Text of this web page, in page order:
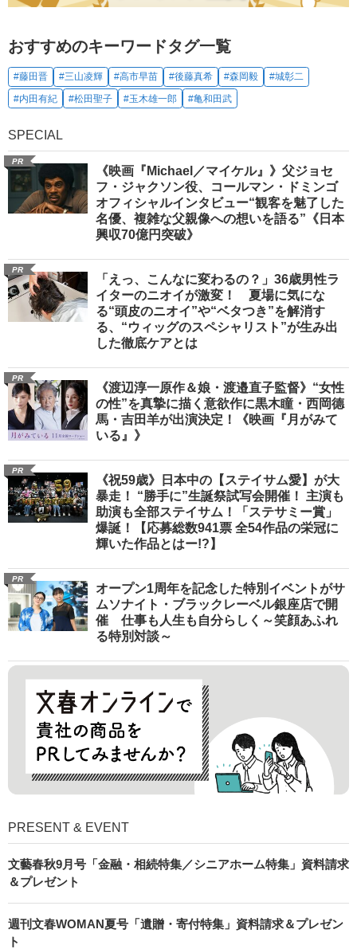
おすすめのキーワードタグ一覧
#藤田晋 #三山凌輝 #高市早苗 #後藤真希 #森岡毅
#城彰二
#内田有紀
#松田聖子 #玉木雄一郎 #亀和田武
SPECIAL
PR
《映画『Michael／マイケル』》父ジョセ
フ・ジャクソン役、コールマン・ドミンゴ
オフィシャルインタビュー“観客を魅了した
名優、複雑な父親像への想いを語る”《日本
興収70億円突破》
PR
「えっ、こんなに変わるの？」36歳男性ラ
イターのニオイが激変！ 夏場に気にな
る“頭皮のニオイ”や“ベタつき”を解消す
る、“ウィッグのスペシャリスト”が生み出
した徹底ケアとは
PR
《渡辺淳一原作＆娘・渡邉直子監督》“女性
の性”を真摯に描く意欲作に黒木瞳・西岡德
馬・吉田羊が出演決定！《映画『月がみて
いる』》
PR
《祝59歳》日本中の【ステイサム愛】が大
暴走！ “勝手に”生誕祭試写会開催！ 主演も
助演も全部ステイサム！「ステサミー賞」
爆誕！【応募総数941票 全54作品の栄冠に
輝いた作品とはー!?】
PR
オープン1周年を記念した特別イベントがサ
ムソナイト・ブラックレーベル銀座店で開
催 仕事も人生も自分らしく～笑顔あふれ
る特別対談～
PRESENT & EVENT
文藝春秋9月号「金融・相続特集／シニアホーム特集」資料請求
＆プレゼント
週刊文春WOMAN夏号「遺贈・寄付特集」資料請求＆プレゼン
ト